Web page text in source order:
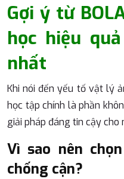
Gợi ý từ
học hiệu
nhất
Khi nói đến yếu tố vật lý
học tập chính là phần
giải pháp đáng tin cậy cho
Vì sao nên
chống cận?